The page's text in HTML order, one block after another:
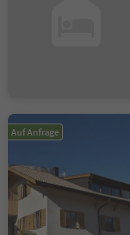
Auf Anfrage